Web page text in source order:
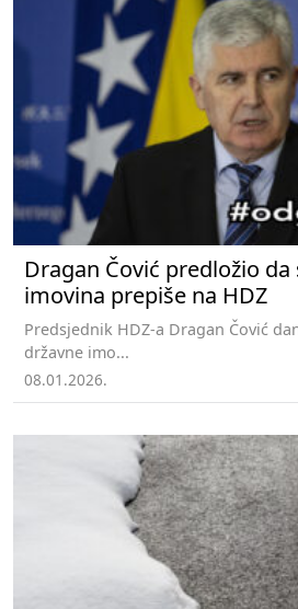
Dragan Čović predložio da
imovina prepiše na HDZ
Predsjednik HDZ-a Dragan Čović
državne imo...
08.01.2026.